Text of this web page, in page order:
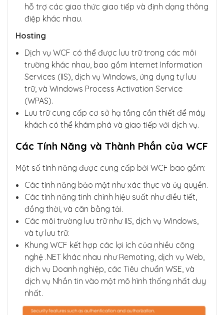
hỗ trợ các giao thức giao tiếp và định dạng thông
điệp khác nhau.
Hosting
Dịch vụ WCF có thể được lưu trữ trong các môi
trường khác nhau, bao gồm Internet Information
Services (IIS), dịch vụ Windows, ứng dụng tự lưu
trữ, và Windows Process Activation Service
(WPAS).
Lưu trữ cung cấp cơ sở hạ tầng cần thiết để máy
khách có thể khám phá và giao tiếp với dịch vụ.
Các Tính Năng và Thành Phần của WCF
Một số tính năng được cung cấp bởi WCF bao gồm:
Các tính năng bảo mật như xác thực và ủy quyền.
Các tính năng tinh chỉnh hiệu suất như điều tiết,
đồng thời, và cân bằng tải.
Các môi trường lưu trữ như IIS, dịch vụ Windows,
và tự lưu trữ.
Khung WCF kết hợp các lợi ích của nhiều công
nghệ .NET khác nhau như Remoting, dịch vụ Web,
dịch vụ Doanh nghiệp, các Tiêu chuẩn WSE, và
dịch vụ Nhắn tin vào một mô hình thống nhất duy
nhất.